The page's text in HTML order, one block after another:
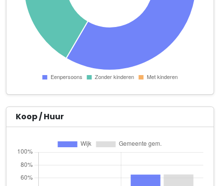
Mind Your Gut
WG-plein 307
No. 377 House B.V.
Nassaukade 377 H
PB Makelaars B.V.
Eerste Constantijn Huygensstraat 5 H
Peperwortel
Overtoom 140 2
Perzische Tapijten Nowrozy
Overtoom 308 H
PH3 Ontwerp & Bouw
Tweede Constantijn Huygensstraat 62 1
Koop / Huur